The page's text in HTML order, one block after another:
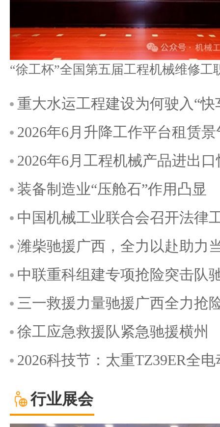
重大水运工程建设为何驶入“快
2026年6月升降工作平台租赁
2026年6月工程机械产品进出
装备制造业“压舱石”作用凸显
中国机械工业联合会召开法律
潍柴驰援广西，全力以赴助力
中联重科组建专项抢险突击队
三一救援力量驰援广西全力抢
徐工应急救援队紧急驰援横州
2026科技节：太重TZ39ER全
行业展会